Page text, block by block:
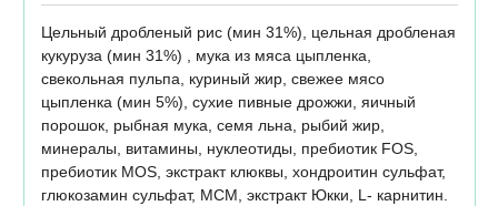
Цельный дробленый рис (мин 31%), цельная дробленая
кукуруза (мин 31%) , мука из мяса цыпленка,
свекольная пульпа, куриный жир, свежее мясо
цыпленка (мин 5%), сухие пивные дрожжи, яичный
порошок, рыбная мука, семя льна, рыбий жир,
минералы, витамины, нуклеотиды, пребиотик FOS,
пребиотик MOS, экстракт клюквы, хондроитин сульфат,
глюкозамин сульфат, MСM, экстракт Юкки, L- карнитин.